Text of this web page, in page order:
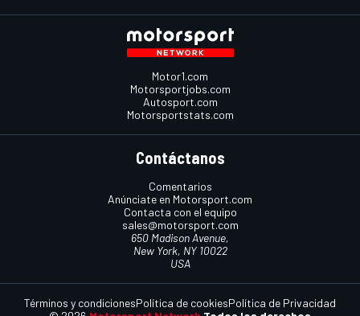
Motor1.com
Motorsportjobs.com
Autosport.com
Motorsportstats.com
Contáctanos
Comentarios
Anúnciate en Motorsport.com
Contacta con el equipo
sales@motorsport.com
650 Madison Avenue,
New York, NY 10022
USA
Términos y condicionesPolítica de cookiesPolítica de Privacidad